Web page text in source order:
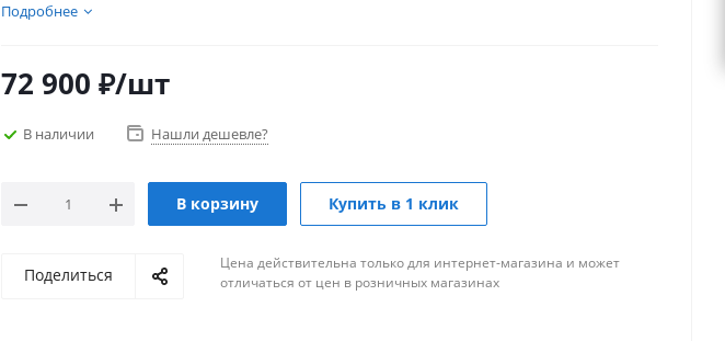
Подробнее
72 900 ₽/шт
В наличии Нашли дешевле?
В корзину Купить в 1 клик
Поделиться
Цена действительна только для интернет-магазина и может
отличаться от цен в розничных магазинах